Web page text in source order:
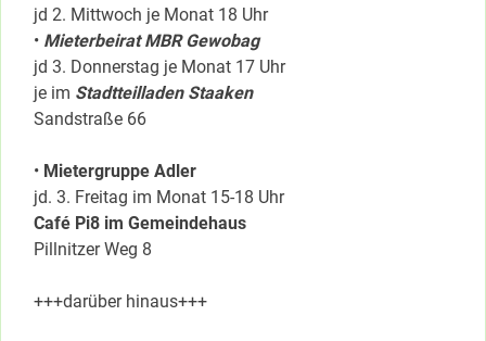
jd 2. Mittwoch je Monat 18 Uhr
• Mieterbeirat MBR Gewobag
jd 3. Donnerstag je Monat 17 Uhr
je im Stadtteilladen Staaken
Sandstraße 66
• Mietergruppe Adler
jd. 3. Freitag im Monat 15-18 Uhr
Café Pi8 im Gemeindehaus
Pillnitzer Weg 8
+++darüber hinaus+++